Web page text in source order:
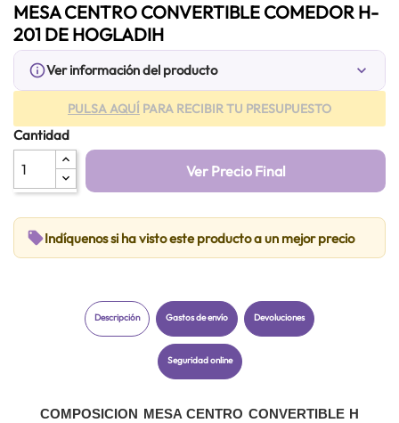
MESA CENTRO CONVERTIBLE COMEDOR H-
201 DE HOGLADIH
info_outlineVer información del producto expand_more
PULSA AQUÍ PARA RECIBIR TU PRESUPUESTO
Cantidad
Ver Precio Final
local_offerIndíquenos si ha visto este producto a un mejor precio
Descripción Gastos de envío Devoluciones
Seguridad online
COMPOSICION MESA CENTRO CONVERTIBLE H